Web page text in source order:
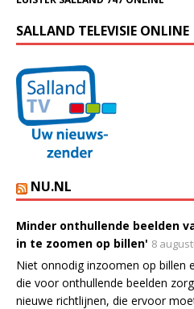
SALLAND TELEVISIE ONLINE
NU.NL
Minder onthullende beelden
in te zoomen op billen' 8
Niet onnodig inzoomen op billen
die voor onthullende beelden
nieuwe richtlijnen, die ervoor